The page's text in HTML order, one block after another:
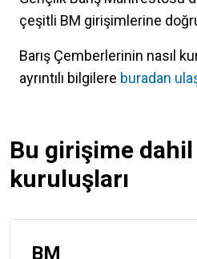
çeşitli BM girişimlerine
Barış Çemberlerinin nasıl
ayrıntılı bilgilere buradan
Bu girişime dahil
kuruluşları
BM